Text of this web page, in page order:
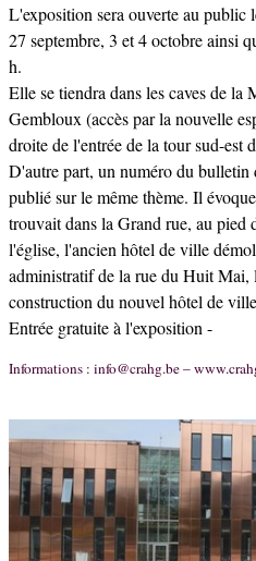
L'exposition sera ouverte au public
27 septembre, 3 et 4 octobre ainsi
h.
Elle se tiendra dans les caves de
Gembloux (accès par la nouvelle
droite de l'entrée de la tour sud-est
D'autre part, un numéro du
publié sur le même thème. Il
trouvait dans la Grand rue, au pied
l'église, l'ancien hôtel de ville
administratif de la rue du Huit
construction du nouvel hôtel de
Entrée gratuite à l'exposition -
Informations : info@crahg.be –